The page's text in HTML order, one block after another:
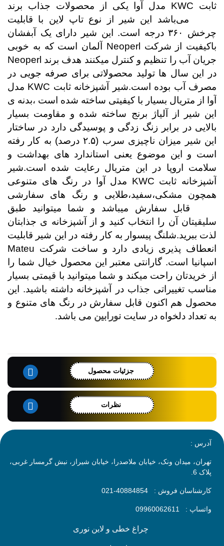
ثابت
مدل آوا یکی از محصولات جذاب برند
می‌باشد این شیر از نوع تاپ لاین با قابلیت
چرخش
۳۶۰درجه است. این شیر دارای یک آبفشان
باکیفیت از شرکت
آلمان است که به خوبی
جریان آب را تنظیم و کنترل میکنند هدف برند
در این سال ها تولید محصولاتی برای صرفه جویی در
مصرف آب بوده است.شیر آشپزخانه ثابت
مدل
آوا از متریال بسیار با کیفیتی ساخته شده است ،بدنه ی
این شیر از آلیاژ برنج ساخته شده و مقاومت بسیار
بالایی در برابر زنگ زدگی و پوسیدگی دارد در ساختار
این شیر میزان ناچیزی سرب (۲.۵ درصد) به کار رفته
است و این موضوع یعنی استاندارد های بهداشت و
سلامت اروپا در این متریال رعایت شده است.شیر
آشپزخانه ثابت
مدل آوا در رنگ های متنوعی
همچون مشکی،سفید،طلایی و رنگ های سفارشی
قابل سفارش میباشد و شما میتوانید طبق
سلیقیتان آن را انتخاب کنید و از آشپزخانه ی جذابتان
لذت ببرید.شلنگ پیسوار به کار رفته در این شیر قابلیت
انعطاف پذیری زیادی دارد و ساخت شرکت
اسپانیا است. گارانتی معتبر این محصول خیال شما را
از خریدتان راحت میکند و شما میتوانید با قیمتی بسیار
مناسب تغییراتی جذاب در آشپزخانه داشته باشید. این
محصول هم اکنون قابل سفارش در رنگ های متنوع و
به تعداد دلخواه در سایت نورابین می باشد.
جزئیات محصول
نظرات
آدرس :
تهران، میدان ونک، خیابان ملاصدرا، خیابان شیراز، نبش گرمسار غربی،
پلاک 6.
کارشناسان فروش : 40884854-021
واتساپ : 09960062611
چراغ خطی و لاین نوری